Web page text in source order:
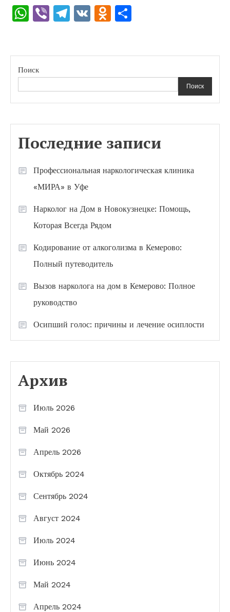
WhatsApp
ViberTelegram
VK Odnoklassniki
Поиск
Поиск
Последние записи
Профессиональная наркологическая клиника
«МИРА» в Уфе
Нарколог на Дом в Новокузнецке: Помощь,
Которая Всегда Рядом
Кодирование от алкоголизма в Кемерово:
Полный путеводитель
Вызов нарколога на дом в Кемерово: Полное
руководство
Осипший голос: причины и лечение осиплости
Архив
Июль 2026
Май 2026
Апрель 2026
Октябрь 2024
Сентябрь 2024
Август 2024
Июль 2024
Июнь 2024
Май 2024
Апрель 2024